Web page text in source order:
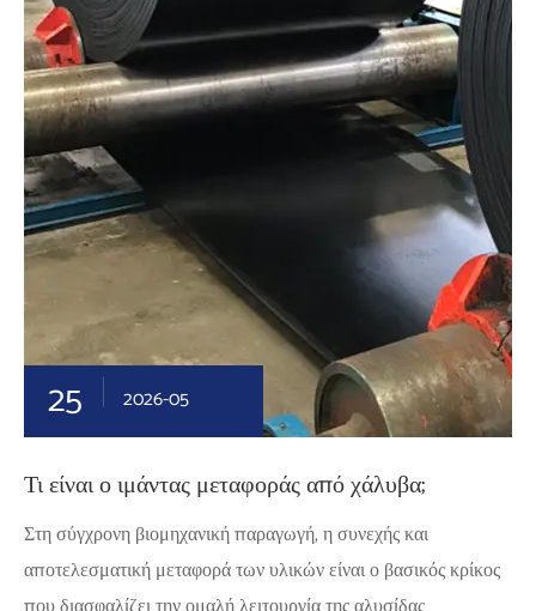
25 2026-05
Τι είναι ο ιμάντας μεταφοράς από χάλυβα;
Στη σύγχρονη βιομηχανική παραγωγή, η συνεχής και
αποτελεσματική μεταφορά των υλικών είναι ο βασικός κρίκος